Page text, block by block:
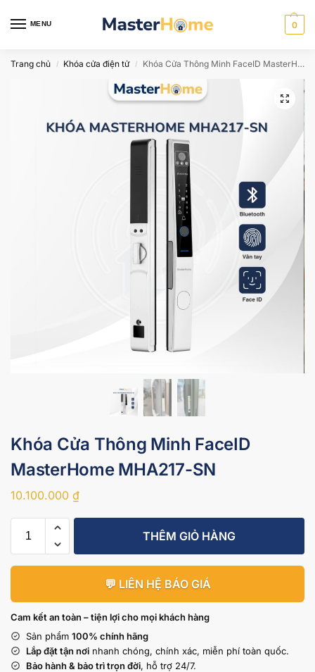
MENU 0
Trang chủ / Khóa cửa điện tử / Khóa Cửa Thông Minh FaceID MasterHome MHA217-SN
Khóa Cửa Thông Minh FaceID
MasterHome MHA217-SN
10.100.000 ₫
THÊM GIỎ HÀNG
💬 LIÊN HỆ BÁO GIÁ
Cam kết an toàn – tiện lợi cho mọi khách hàng
Sản phẩm 100% chính hãng
Lắp đặt tận nơi nhanh chóng, chính xác, miễn phí toàn quốc.
Bảo hành & bảo trì trọn đời, hỗ trợ 24/7.